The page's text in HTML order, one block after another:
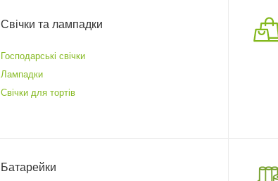
Свічки та лампадки
Господарські свічки
Лампадки
Свічки для тортів
Батарейки